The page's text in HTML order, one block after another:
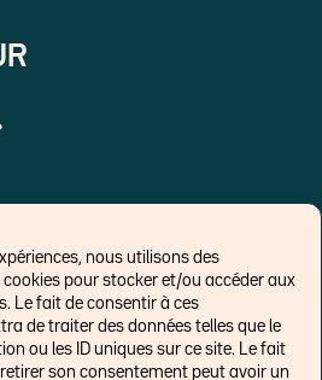
nous utilisons des
pour stocker et/ou accéder aux
Le fait de consentir à ces
de traiter des données telles que le
ou les ID uniques sur ce site. Le fait
son consentement peut avoir un
EXTERNES
pour Forbes
Economistes
Think tank